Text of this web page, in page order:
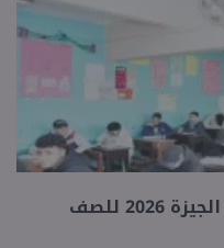
حل امتحان الجبر لغات محافظة الجيزة 2026 للصف